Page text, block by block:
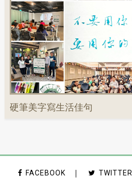
硬筆美字寫生活佳句
FACEBOOK TWITTER